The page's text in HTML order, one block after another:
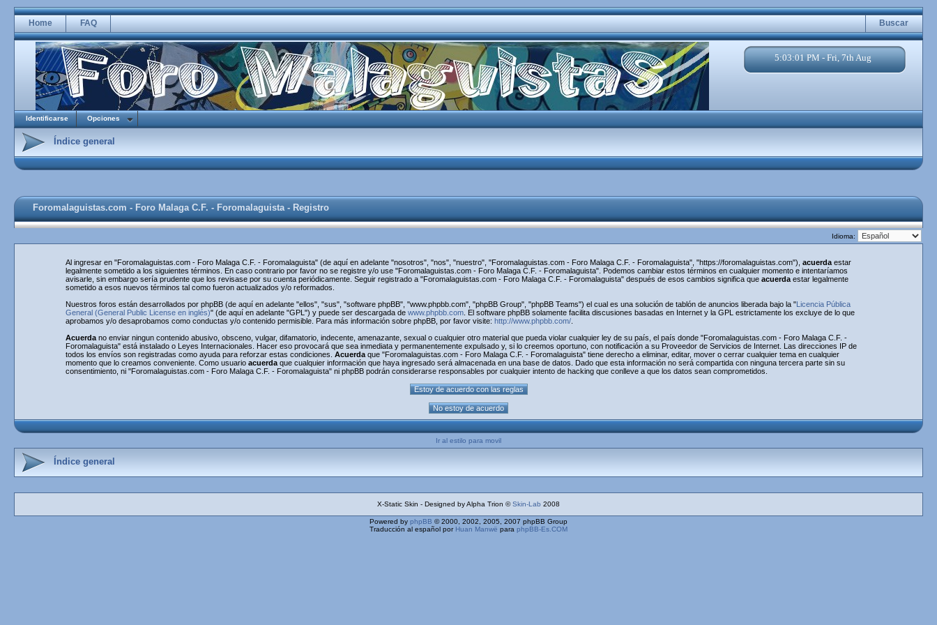
Home FAQ Buscar
5:03:01 PM - Fri, 7th Aug
Identificarse Opciones
Índice general
Foromalaguistas.com - Foro Malaga C.F. - Foromalaguista - Registro
Idioma:
Al ingresar en "Foromalaguistas.com - Foro Malaga C.F. - Foromalaguista" (de aquí en adelante "nosotros", "nos", "nuestro", "Foromalaguistas.com - Foro Malaga C.F. - Foromalaguista", "https://foromalaguistas.com"), acuerda estar
legalmente sometido a los siguientes términos. En caso contrario por favor no se registre y/o use "Foromalaguistas.com - Foro Malaga C.F. - Foromalaguista". Podemos cambiar estos términos en cualquier momento e intentaríamos
avisarle, sin embargo sería prudente que los revisase por su cuenta periódicamente. Seguir registrado a "Foromalaguistas.com - Foro Malaga C.F. - Foromalaguista" después de esos cambios significa que acuerda estar legalmente
sometido a esos nuevos términos tal como fueron actualizados y/o reformados.
Nuestros foros están desarrollados por phpBB (de aquí en adelante "ellos", "sus", "software phpBB", "www.phpbb.com", "phpBB Group", "phpBB Teams") el cual es una solución de tablón de anuncios liberada bajo la "Licencia Pública
General (General Public License en inglés)" (de aquí en adelante "GPL") y puede ser descargada de www.phpbb.com . El software phpBB solamente facilita discusiones basadas en Internet y la GPL estrictamente los excluye de lo que
aprobamos y/o desaprobamos como conductas y/o contenido permisible. Para más información sobre phpBB, por favor visite: http://www.phpbb.com/
Acuerda no enviar ningun contenido abusivo, obsceno, vulgar, difamatorio, indecente, amenazante, sexual o cualquier otro material que pueda violar cualquier ley de su país, el país donde "Foromalaguistas.com - Foro Malaga C.F. -
Foromalaguista" está instalado o Leyes Internacionales. Hacer eso provocará que sea inmediata y permanentemente expulsado y, si lo creemos oportuno, con notificación a su Proveedor de Servicios de Internet. Las direcciones IP de
todos los envíos son registradas como ayuda para reforzar estas condiciones. Acuerda que "Foromalaguistas.com - Foro Malaga C.F. - Foromalaguista" tiene derecho a eliminar, editar, mover o cerrar cualquier tema en cualquier
momento que lo creamos conveniente. Como usuario acuerda que cualquier información que haya ingresado será almacenada en una base de datos. Dado que esta información no será compartida con ninguna tercera parte sin su
consentimiento, ni "Foromalaguistas.com - Foro Malaga C.F. - Foromalaguista" ni phpBB podrán considerarse responsables por cualquier intento de hacking que conlleve a que los datos sean comprometidos.
Ir al estilo para movil
Índice general
X-Static Skin - Designed by Alpha Trion ©Skin-Lab 2008
Powered by phpBB © 2000, 2002, 2005, 2007 phpBB Group
Traducción al español por Huan Manwë para phpBB-Es.COM